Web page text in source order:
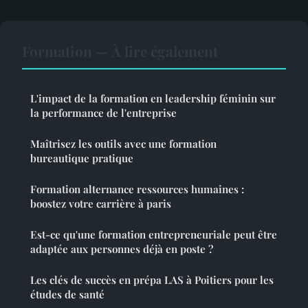
L'impact de la formation en leadership féminin sur
la performance de l'entreprise
Maîtrisez les outils avec une formation
bureautique pratique
Formation alternance ressources humaines :
boostez votre carrière à paris
Est-ce qu'une formation entrepreneuriale peut être
adaptée aux personnes déjà en poste ?
Les clés de succès en prépa LAS à Poitiers pour les
études de santé